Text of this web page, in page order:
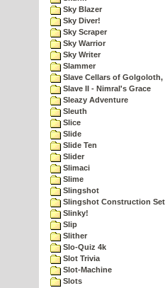
Sky Blazer
Sky Diver!
Sky Scraper
Sky Warrior
Sky Writer
Slammer
Slave Cellars of Golgoloth,
Slave II - Nimral's Grace
Sleazy Adventure
Sleuth
Slice
Slide
Slide Ten
Slider
Slimaci
Slime
Slingshot
Slingshot Construction Set
Slinky!
Slip
Slither
Slo-Quiz 4k
Slot Trivia
Slot-Machine
Slots